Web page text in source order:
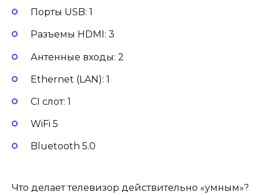
Порты USB: 1
Разъемы HDMI: 3
Антенные входы: 2
Ethernet (LAN): 1
CI слот: 1
WiFi 5
Bluetooth 5.0
Что делает телевизор действительно «умным»?